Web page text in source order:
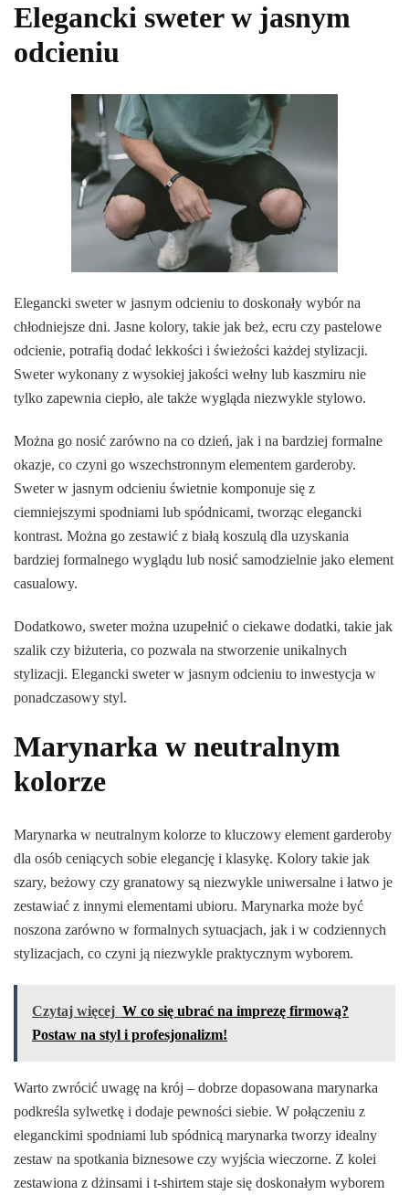
Elegancki sweter w jasnym
odcieniu
Elegancki sweter w jasnym odcieniu to doskonały wybór na
chłodniejsze dni. Jasne kolory, takie jak beż, ecru czy pastelowe
odcienie, potrafią dodać lekkości i świeżości każdej stylizacji.
Sweter wykonany z wysokiej jakości wełny lub kaszmiru nie
tylko zapewnia ciepło, ale także wygląda niezwykle stylowo.
Można go nosić zarówno na co dzień, jak i na bardziej formalne
okazje, co czyni go wszechstronnym elementem garderoby.
Sweter w jasnym odcieniu świetnie komponuje się z
ciemniejszymi spodniami lub spódnicami, tworząc elegancki
kontrast. Można go zestawić z białą koszulą dla uzyskania
bardziej formalnego wyglądu lub nosić samodzielnie jako element
casualowy.
Dodatkowo, sweter można uzupełnić o ciekawe dodatki, takie jak
szalik czy biżuteria, co pozwala na stworzenie unikalnych
stylizacji. Elegancki sweter w jasnym odcieniu to inwestycja w
ponadczasowy styl.
Marynarka w neutralnym
kolorze
Marynarka w neutralnym kolorze to kluczowy element garderoby
dla osób ceniących sobie elegancję i klasykę. Kolory takie jak
szary, beżowy czy granatowy są niezwykle uniwersalne i łatwo je
zestawiać z innymi elementami ubioru. Marynarka może być
noszona zarówno w formalnych sytuacjach, jak i w codziennych
stylizacjach, co czyni ją niezwykle praktycznym wyborem.
Czytaj więcej W co się ubrać na imprezę firmową?
Postaw na styl i profesjonalizm!
Warto zwrócić uwagę na krój – dobrze dopasowana marynarka
podkreśla sylwetkę i dodaje pewności siebie. W połączeniu z
eleganckimi spodniami lub spódnicą marynarka tworzy idealny
zestaw na spotkania biznesowe czy wyjścia wieczorne. Z kolei
zestawiona z dżinsami i t-shirtem staje się doskonałym wyborem